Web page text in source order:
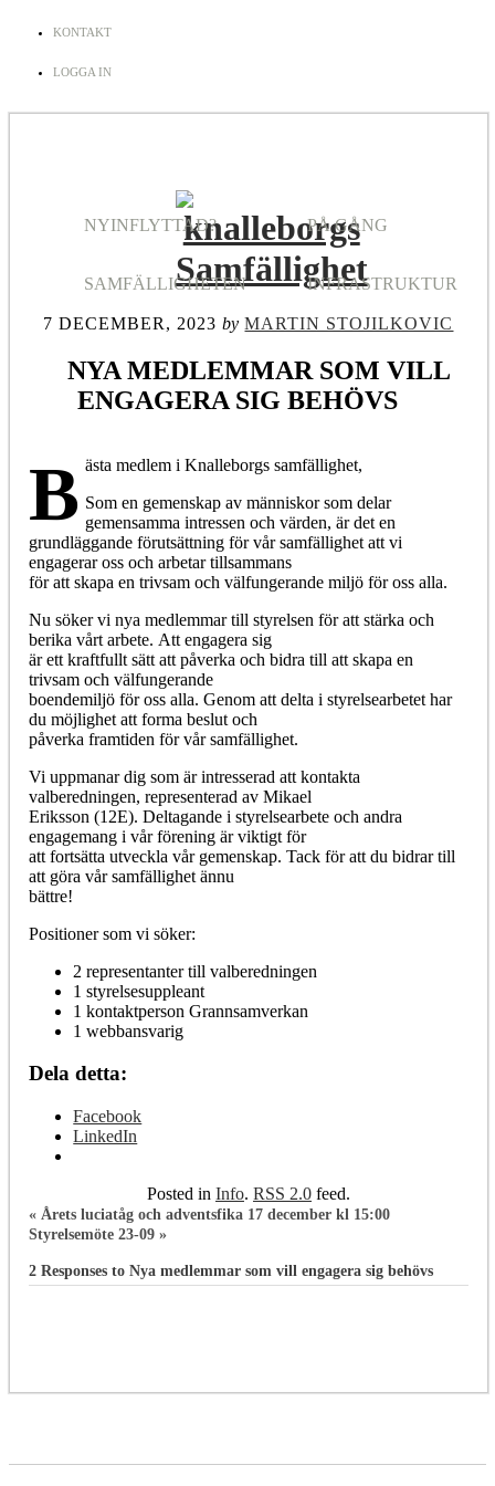
KONTAKT
LOGGA IN
NYINFLYTTAD?
SAMFÄLLIGHETEN
PÅ GÅNG
INFRASTRUKTUR
7 DECEMBER, 2023 by MARTIN STOJILKOVIC
NYA MEDLEMMAR SOM VILL
ENGAGERA SIG BEHÖVS
B ästa medlem i Knalleborgs samfällighet,
Som en gemenskap av människor som delar
gemensamma intressen och värden, är det en
grundläggande förutsättning för vår samfällighet att vi
engagerar oss och arbetar tillsammans
för att skapa en trivsam och välfungerande miljö för oss alla.
Nu söker vi nya medlemmar till styrelsen för att stärka och
berika vårt arbete. Att engagera sig
är ett kraftfullt sätt att påverka och bidra till att skapa en
trivsam och välfungerande
boendemiljö för oss alla. Genom att delta i styrelsearbetet har
du möjlighet att forma beslut och
påverka framtiden för vår samfällighet.
Vi uppmanar dig som är intresserad att kontakta
valberedningen, representerad av Mikael
Eriksson (12E). Deltagande i styrelsearbete och andra
engagemang i vår förening är viktigt för
att fortsätta utveckla vår gemenskap. Tack för att du bidrar till
att göra vår samfällighet ännu
bättre!
Positioner som vi söker:
2 representanter till valberedningen
1 styrelsesuppleant
1 kontaktperson Grannsamverkan
1 webbansvarig
Dela detta:
Facebook
LinkedIn
Posted in Info. RSS 2.0feed.
« Årets luciatåg och adventsfika 17 december kl 15:00
Styrelsemöte 23-09 »
2 Responses toNya medlemmar som vill engagera sig behövs